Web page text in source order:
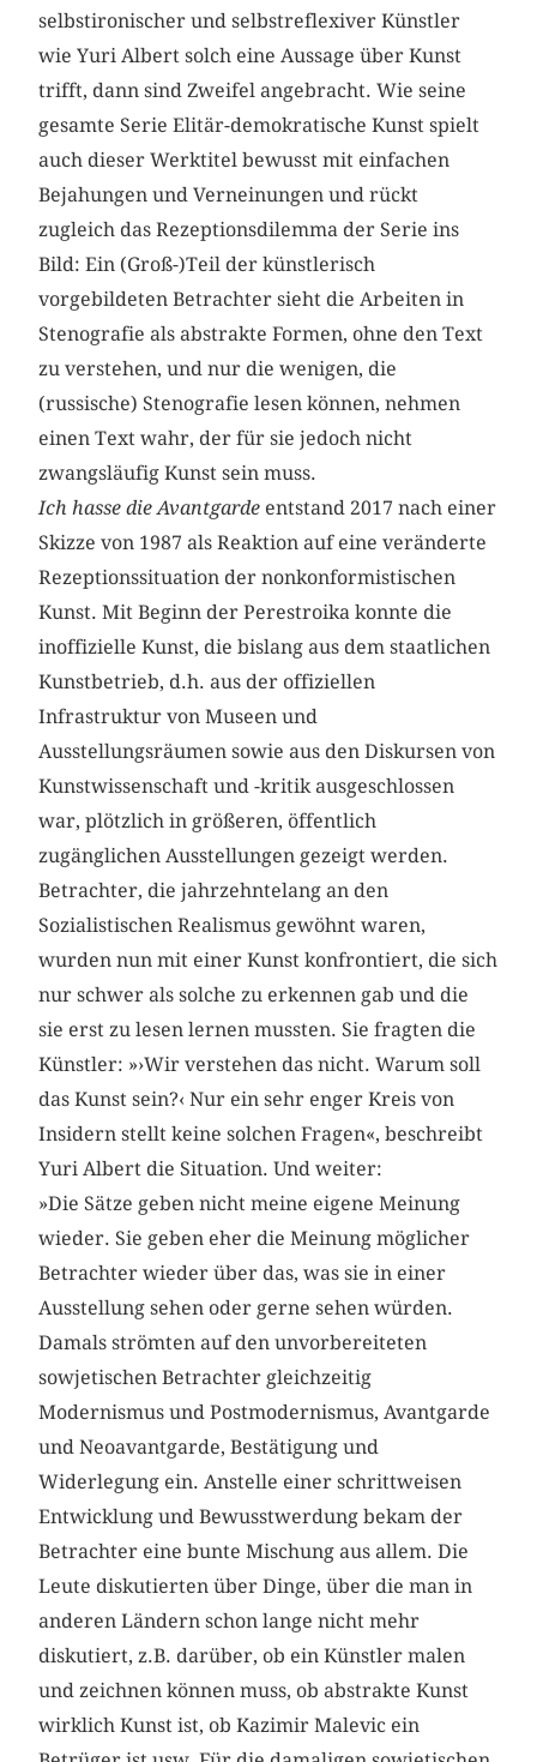
selbstironischer und selbstreflexiver Künstler
wie Yuri Albert solch eine Aussage über Kunst
trifft, dann sind Zweifel angebracht. Wie seine
gesamte Serie Elitär-demokratische Kunst spielt
auch dieser Werktitel bewusst mit einfachen
Bejahungen und Verneinungen und rückt
zugleich das Rezeptionsdilemma der Serie ins
Bild: Ein (Groß-)Teil der künstlerisch
vorgebildeten Betrachter sieht die Arbeiten in
Stenografie als abstrakte Formen, ohne den Text
zu verstehen, und nur die wenigen, die
(russische) Stenografie lesen können, nehmen
einen Text wahr, der für sie jedoch nicht
zwangsläufig Kunst sein muss.
Ich hasse die Avantgarde entstand 2017 nach einer
Skizze von 1987 als Reaktion auf eine veränderte
Rezeptionssituation der nonkonformistischen
Kunst. Mit Beginn der Perestroika konnte die
inoffizielle Kunst, die bislang aus dem staatlichen
Kunstbetrieb, d.h. aus der offiziellen
Infrastruktur von Museen und
Ausstellungsräumen sowie aus den Diskursen von
Kunstwissenschaft und -kritik ausgeschlossen
war, plötzlich in größeren, öffentlich
zugänglichen Ausstellungen gezeigt werden.
Betrachter, die jahrzehntelang an den
Sozialistischen Realismus gewöhnt waren,
wurden nun mit einer Kunst konfrontiert, die sich
nur schwer als solche zu erkennen gab und die
sie erst zu lesen lernen mussten. Sie fragten die
Künstler: »›Wir verstehen das nicht. Warum soll
das Kunst sein?‹ Nur ein sehr enger Kreis von
Insidern stellt keine solchen Fragen«, beschreibt
Yuri Albert die Situation. Und weiter:
»Die Sätze geben nicht meine eigene Meinung
wieder. Sie geben eher die Meinung möglicher
Betrachter wieder über das, was sie in einer
Ausstellung sehen oder gerne sehen würden.
Damals strömten auf den unvorbereiteten
sowjetischen Betrachter gleichzeitig
Modernismus und Postmodernismus, Avantgarde
und Neoavantgarde, Bestätigung und
Widerlegung ein. Anstelle einer schrittweisen
Entwicklung und Bewusstwerdung bekam der
Betrachter eine bunte Mischung aus allem. Die
Leute diskutierten über Dinge, über die man in
anderen Ländern schon lange nicht mehr
diskutiert, z.B. darüber, ob ein Künstler malen
und zeichnen können muss, ob abstrakte Kunst
wirklich Kunst ist, ob Kazimir Malevic ein